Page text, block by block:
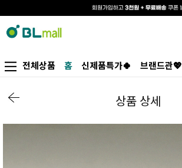
전체상품 홈 신제품특가🍀 브랜드관💖
상품 상세